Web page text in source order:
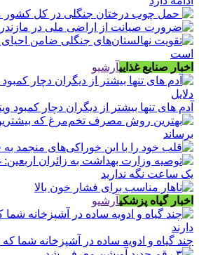
اخبار صنایع غذاییآرشیو
آدم های تنها بیشتر از دیگران دچار کمبود
اخبار گیاه پزشکیآرشیو
چند گیاه و ادویه ساده در آشپزخانه شما